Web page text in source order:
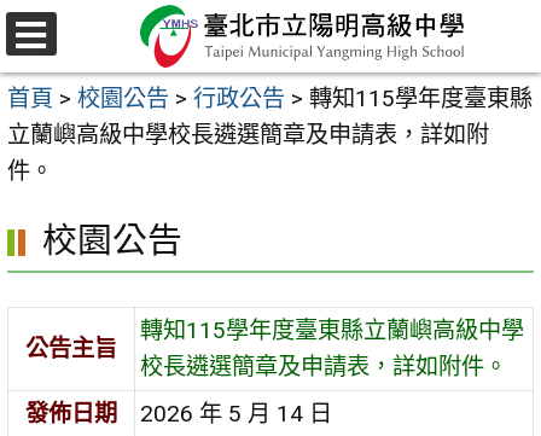
跳
至
主
要
內
區
選
單
首頁 > 校園公告 > 行政公告 > 轉知115學年度臺東縣
立蘭嶼高級中學校長遴選簡章及申請表，詳如附
件。
校園公告
公告主旨
轉知115學年度臺東縣立蘭嶼高級中學
校長遴選簡章及申請表，詳如附件。
發佈日期
2026 年 5 月 14 日